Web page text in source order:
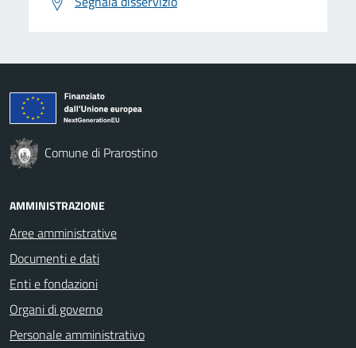
Comune di Prarostino
AMMINISTRAZIONE
Aree amministrative
Documenti e dati
Enti e fondazioni
Organi di governo
Personale amministrativo